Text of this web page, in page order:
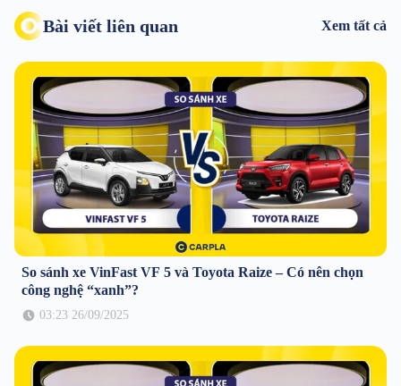
Bài viết liên quan Xem tất cả
So sánh xe VinFast VF 5 và Toyota Raize – Có nên chọn
công nghệ “xanh”?
03:23 26/09/2025